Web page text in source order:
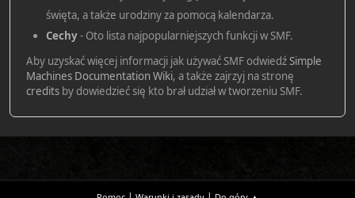
święta, a także urodziny za pomocą kalendarza.
Cechy- Oto lista najpopularniejszych funkcji w SMF.
Aby uzyskać więcej informacji jak używać SMF odwiedźSimple
Machines Documentation Wiki, a także zajrzyj na stronę
credits by dowiedzieć się kto brał udział w tworzeniu SMF.